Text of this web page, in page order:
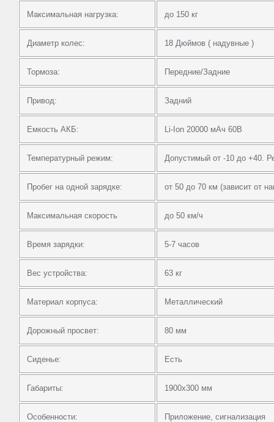
Максимальная нагрузка: до 150 кг
Диаметр колес: 18 Дюймов ( надувные )
Тормоза: Передние/Задние
Привод: Задний
Емкость АКБ: Li-Ion 20000 мАч 60В
Температурный режим: Допустимый от -10 до +40.
Пробег на одной зарядке: от 50 до 70 км (зависит от
Максимальная скорость до 50 км/ч
Время зарядки: 5-7 часов
Вес устройства: 63 кг
Материал корпуса: Металлический
Дорожный просвет: 80 мм
Сиденье: Есть
Габариты: 1900x300 мм
Особенности: Приложение, сигнализация